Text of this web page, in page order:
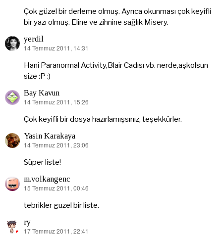
Çok güzel bir derleme olmuş. Ayrıca okunması çok keyifli
bir yazı olmuş. Eline ve zihnine sağlık Misery.
yerdil
dedi
14 Temmuz 2011, 14:31
Hani Paranormal Activity,Blair Cadısı vb. nerde,aşkolsun
size :P :)
Bay Kavun
dedi
14 Temmuz 2011, 15:26
Çok keyifli bir dosya hazırlamışsınız, teşekkürler.
Yasin Karakaya
dedi
14 Temmuz 2011, 23:06
Süper liste!
m.volkangenc
dedi
15 Temmuz 2011, 00:46
tebrikler guzel bir liste.
ry
dedi
17 Temmuz 2011, 22:41